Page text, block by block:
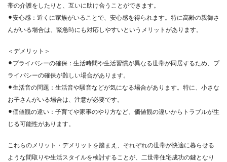
帯の介護をしたりと、互いに助け合うことができます。
⚫︎安心感：近くに家族がいることで、安心感を得られます。特に高齢の親御さ
んがいる場合は、緊急時にも対応しやすいというメリットがあります。
＜デメリット＞
⚫︎プライバシーの確保：生活時間や生活習慣が異なる世帯が同居するため、プ
ライバシーの確保が難しい場合があります。
⚫︎生活音の問題：生活音や騒音などが気になる場合があります。特に、小さな
お子さんがいる場合は、注意が必要です。
⚫︎価値観の違い：子育てや家事のやり方など、価値観の違いからトラブルが生
じる可能性があります。
これらのメリット・デメリットを踏まえ、それぞれの世帯が快適に暮らせる
ような間取りや生活スタイルを検討することが、二世帯住宅成功の鍵となり